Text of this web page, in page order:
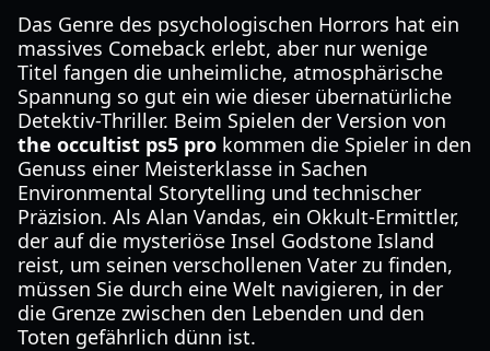
Das Genre des psychologischen Horrors hat ein
massives Comeback erlebt, aber nur wenige
Titel fangen die unheimliche, atmosphärische
Spannung so gut ein wie dieser übernatürliche
Detektiv-Thriller. Beim Spielen der Version von
the occultist ps5 pro kommen die Spieler in den
Genuss einer Meisterklasse in Sachen
Environmental Storytelling und technischer
Präzision. Als Alan Vandas, ein Okkult-Ermittler,
der auf die mysteriöse Insel Godstone Island
reist, um seinen verschollenen Vater zu finden,
müssen Sie durch eine Welt navigieren, in der
die Grenze zwischen den Lebenden und den
Toten gefährlich dünn ist.